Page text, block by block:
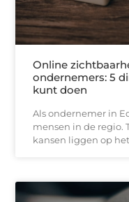
Online
ondernemers: 5
kunt doen
Als ondernemer in
mensen in de regio.
kansen liggen op